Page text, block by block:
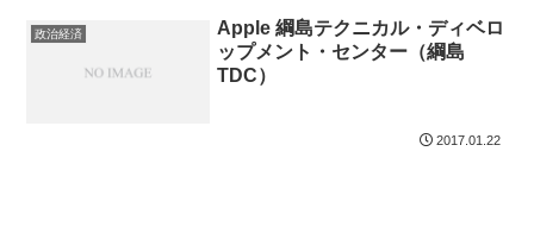
政治経済
Apple 綱島テクニカル・ディベロ
ップメント・センター（綱島
TDC）
2017.01.22